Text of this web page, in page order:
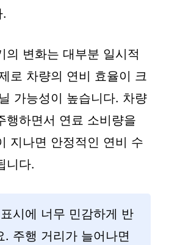
의 변화는 대부분 일시적
로 차량의 연비 효율이 크
가능성이 높습니다. 차량
행하면서 연료 소비량을
지나면 안정적인 연비 수
니다.
시에 너무 민감하게 반
. 주행 거리가 늘어나면